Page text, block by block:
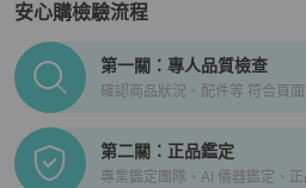
安心購檢驗流程
PopChill拍拍圈正品驗證、安心購
第一關：專人品質檢查
確認商品狀況、配件等 符合頁
第二關：正品鑑定
專業鑑定團隊、AI 儀器鑑定、